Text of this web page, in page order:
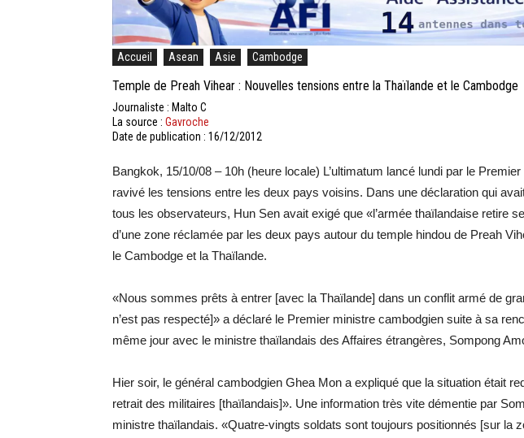
Accueil Asean Asie Cambodge
Temple de Preah Vihear : Nouvelles tensions entre la Thaïlande et le Cambodge
Journaliste : Malto C
La source : Gavroche
Date de publication : 16/12/2012
Bangkok, 15/10/08 – 10h (heure locale) L’ultimatum lancé lundi par le
ravivé les tensions entre les deux pays voisins. Dans une déclaration qui
tous les observateurs, Hun Sen avait exigé que «l’armée thaïlandaise retire
d’une zone réclamée par les deux pays autour du temple hindou de Preah
le Cambodge et la Thaïlande.
«Nous sommes prêts à entrer [avec la Thaïlande] dans un conflit armé de
n’est pas respecté]» a déclaré le Premier ministre cambodgien suite à sa
même jour avec le ministre thaïlandais des Affaires étrangères, Sompong
Hier soir, le général cambodgien Ghea Mon a expliqué que la situation était
retrait des militaires [thaïlandais]». Une information très vite démentie par
ministre thaïlandais. «Quatre-vingts soldats sont toujours positionnés [sur la